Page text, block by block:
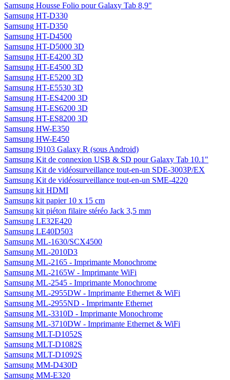
Samsung Housse Folio pour Galaxy Tab 8,9"
Samsung HT-D330
Samsung HT-D350
Samsung HT-D4500
Samsung HT-D5000 3D
Samsung HT-E4200 3D
Samsung HT-E4500 3D
Samsung HT-E5200 3D
Samsung HT-E5530 3D
Samsung HT-ES4200 3D
Samsung HT-ES6200 3D
Samsung HT-ES8200 3D
Samsung HW-E350
Samsung HW-E450
Samsung I9103 Galaxy R (sous Android)
Samsung Kit de connexion USB & SD pour Galaxy Tab 10.1"
Samsung Kit de vidéosurveillance tout-en-un SDE-3003P/EX
Samsung Kit de vidéosurveillance tout-en-un SME-4220
Samsung kit HDMI
Samsung kit papier 10 x 15 cm
Samsung kit piéton filaire stéréo Jack 3,5 mm
Samsung LE32E420
Samsung LE40D503
Samsung ML-1630/SCX4500
Samsung ML-2010D3
Samsung ML-2165 - Imprimante Monochrome
Samsung ML-2165W - Imprimante WiFi
Samsung ML-2545 - Imprimante Monochrome
Samsung ML-2955DW - Imprimante Ethernet & WiFi
Samsung ML-2955ND - Imprimante Ethernet
Samsung ML-3310D - Imprimante Monochrome
Samsung ML-3710DW - Imprimante Ethernet & WiFi
Samsung MLT-D1052S
Samsung MLT-D1082S
Samsung MLT-D1092S
Samsung MM-D430D
Samsung MM-E320